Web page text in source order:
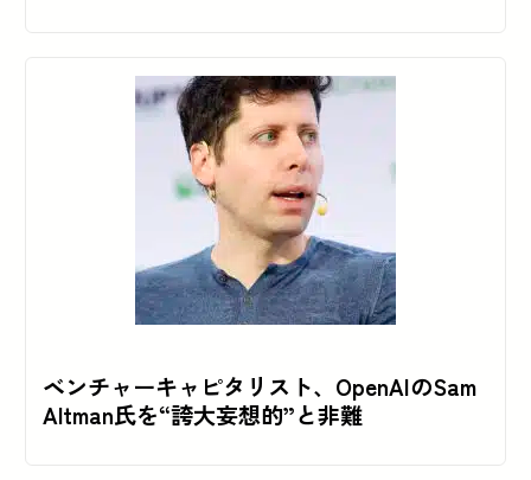
ベンチャーキャピタリスト、OpenAIのSam
Altman氏を“誇大妄想的”と非難